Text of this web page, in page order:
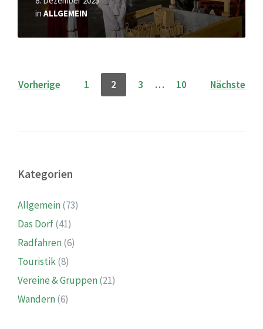
in ALLGEMEIN
Seitennummerierung
Beiträge
Vorherige 1 2 3 … 10 Nächste
Kategorien
Allgemein(73)
Das Dorf(41)
Radfahren(6)
Touristik(8)
Vereine & Gruppen(21)
Wandern(6)